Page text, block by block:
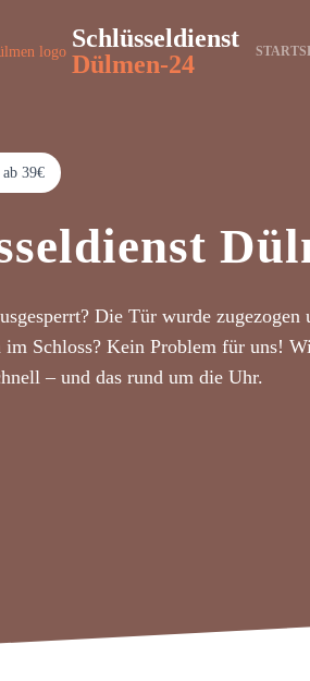
Schlüsseldienst
Dülmen-24
ab 39€
Die Tür wurde zugezogen
im Schloss? Kein Problem für uns!
– und das rund um die Uhr.